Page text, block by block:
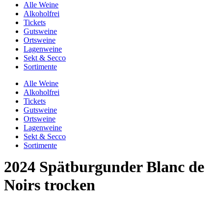
Alle Weine
Alkoholfrei
Tickets
Gutsweine
Ortsweine
Lagenweine
Sekt & Secco
Sortimente
Alle Weine
Alkoholfrei
Tickets
Gutsweine
Ortsweine
Lagenweine
Sekt & Secco
Sortimente
2024 Spätburgunder Blanc de
Noirs trocken